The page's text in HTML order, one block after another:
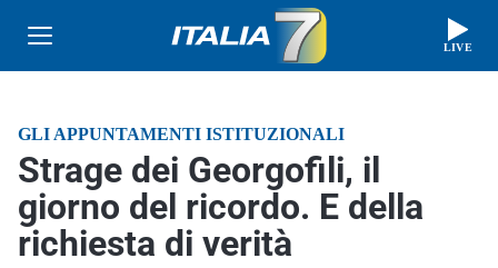
LIVE
GLI APPUNTAMENTI ISTITUZIONALI
Strage dei Georgofili, il
giorno del ricordo. E della
richiesta di verità